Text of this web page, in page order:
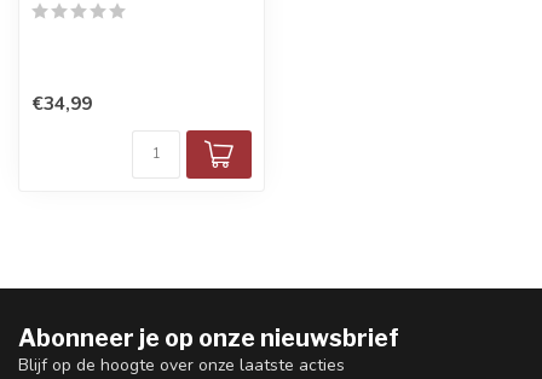
€34,99
Abonneer je op onze nieuwsbrief
Blijf op de hoogte over onze laatste acties